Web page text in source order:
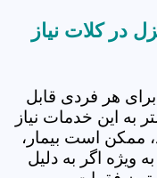
در کلات نیاز
هر فردی قابل
به این خدمات نیاز
ممکن است بیمار،
ویژه اگر به دلیل